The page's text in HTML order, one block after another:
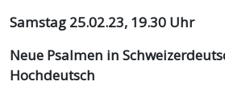
Samstag 25.02.23, 19.30 Uhr
Neue Psalmen in
Hochdeutsch